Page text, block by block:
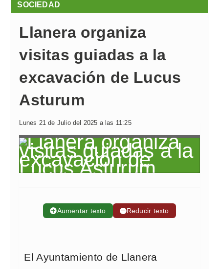
SOCIEDAD
Llanera organiza
visitas guiadas a la
excavación de Lucus
Asturum
Lunes 21 de Julio del 2025 a las 11:25
➕Aumentar texto ➖Reducir texto
El Ayuntamiento de Llanera